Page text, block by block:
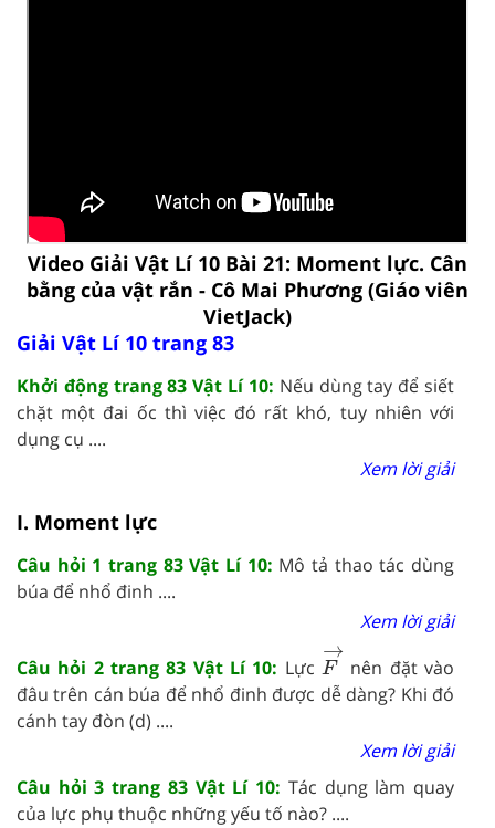
Video Giải Vật Lí 10 Bài 21: Moment lực. Cân
bằng của vật rắn - Cô Mai Phương (Giáo viên
VietJack)
Giải Vật Lí 10 trang 83
Khởi động trang 83 Vật Lí 10: Nếu dùng tay để siết
chặt một đai ốc thì việc đó rất khó, tuy nhiên với
dụng cụ ....
Xem lời giải
I. Moment lực
Câu hỏi 1 trang 83 Vật Lí 10: Mô tả thao tác dùng
búa để nhổ đinh ....
Xem lời giải
Câu hỏi 2 trang 83 Vật Lí 10: Lực
→
F
F→
nên đặt vào
đâu trên cán búa để nhổ đinh được dễ dàng? Khi đó
cánh tay đòn (d) ....
Xem lời giải
Câu hỏi 3 trang 83 Vật Lí 10: Tác dụng làm quay
của lực phụ thuộc những yếu tố nào? ....